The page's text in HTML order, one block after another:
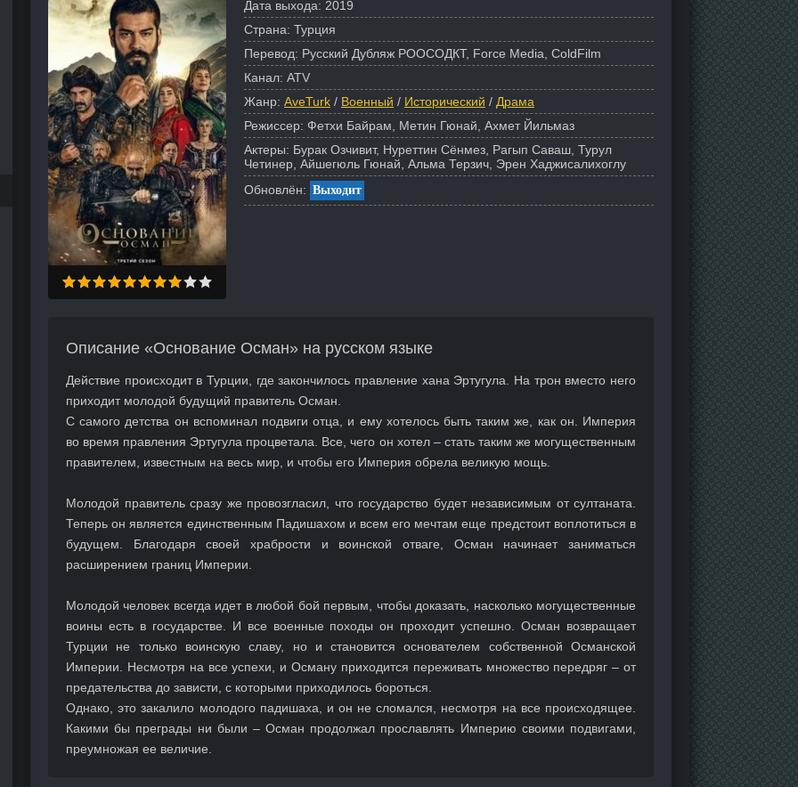
Дата выхода: 2019
Страна: Турция
Перевод: Русский Дубляж РООСОДКТ, Force Media, ColdFilm
Канал: ATV
Жанр: AveTurk / Военный / Исторический / Драма
Режиссер: Фетхи Байрам, Метин Гюнай, Ахмет Йильмаз
Актеры: Бурак Озчивит, Нуреттин Сёнмез, Рагып Саваш, Турул
Четинер, Айшегюль Гюнай, Альма Терзич, Эрен Хаджисалихоглу
Обновлён: Выходит
Описание «Основание Осман» на русском языке
Действие происходит в Турции, где закончилось правление хана Эртугула. На трон вместо него
приходит молодой будущий правитель Осман.
С самого детства он вспоминал подвиги отца, и ему хотелось быть таким же, как он. Империя
во время правления Эртугула процветала. Все, чего он хотел – стать таким же могущественным
правителем, известным на весь мир, и чтобы его Империя обрела великую мощь.
Молодой правитель сразу же провозгласил, что государство будет независимым от султаната.
Теперь он является единственным Падишахом и всем его мечтам еще предстоит воплотиться в
будущем. Благодаря своей храбрости и воинской отваге, Осман начинает заниматься
расширением границ Империи.
Молодой человек всегда идет в любой бой первым, чтобы доказать, насколько могущественные
воины есть в государстве. И все военные походы он проходит успешно. Осман возвращает
Турции не только воинскую славу, но и становится основателем собственной Османской
Империи. Несмотря на все успехи, и Осману приходится переживать множество передряг – от
предательства до зависти, с которыми приходилось бороться.
Однако, это закалило молодого падишаха, и он не сломался, несмотря на все происходящее.
Какими бы преграды ни были – Осман продолжал прославлять Империю своими подвигами,
преумножая ее величие.